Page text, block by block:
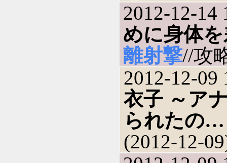
2012-12-14
めに身体
離射撃//攻
2012-12-09
衣子 ～ア
られたの
(2012-12-